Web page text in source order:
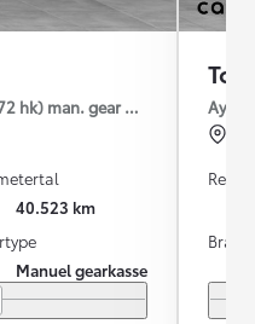
hk) man. gear Pulse
40.523 km
Manuel gearkasse
Aygo